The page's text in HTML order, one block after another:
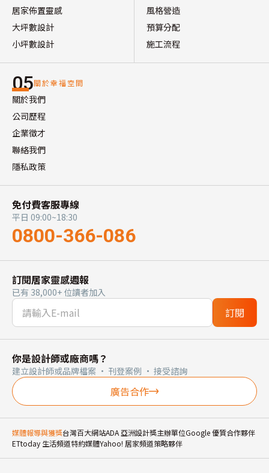
居家佈置靈感
大坪數設計
小坪數設計
風格營造
預算分配
施工流程
05關於幸福空間
關於我們
公司歷程
企業徵才
聯絡我們
隱私政策
免付費客服專線
平日 09:00~18:30
0800-366-086
訂閱居家靈感週報
已有 38,000+ 位讀者加入
訂閱
你是設計師或廠商嗎？
建立設計師或品牌檔案 · 刊登案例 · 接受諮詢
廣告合作
媒體報導與獲獎台灣百大網站ADA 亞洲設計獎主辦單位Google 優質合作夥伴
ETtoday 生活頻道特約媒體Yahoo! 居家頻道策略夥伴